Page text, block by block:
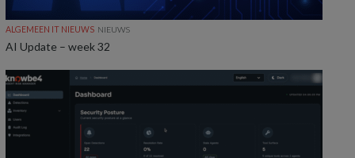
ALGEMEEN IT NIEUWS NIEUWS
AI Update – week 32